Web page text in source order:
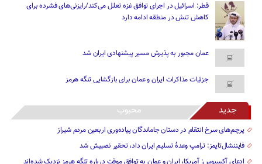
قطر: اسرائیل در اجرای توافق غزه تعلل می‌کند/رایزنی‌های فشرده برای
کاهش تنش در منطقه ادامه دارد
عمان مجبور به پذیرش مسیر پیشنهادی ایران شد
جزئیات مذاکرات ایران و عمان برای بازگشایی تنگه هرمز
جدید محبوب
پرچم‌های سرخ انتقام در دستان جاماندگان پیاده‌وری اربعین مردم شیراز
فایننشال‌تایمز: ترامپ وعدۀ تسلیم ایران داد، تحقیر نصیبش شد
ادعای آکسیوس: آمریکا، ایران و عمان به توافق موقت درباره تنگه هرمز نزدیک شده‌اند